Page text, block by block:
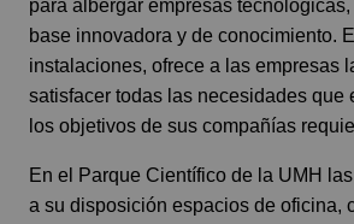
para albergar empresas
base innovadora y de conocimiento.
instalaciones, ofrece a las empresas
satisfacer todas las necesidades que
los objetivos de sus compañías
En el Parque Científico de la UMH
a su disposición espacios de oficina,